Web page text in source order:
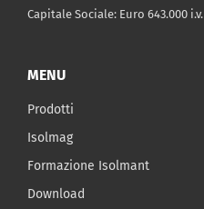
Capitale Sociale: Euro 643.000 i.v.
MENU
Prodotti
Isolmag
Formazione Isolmant
Download